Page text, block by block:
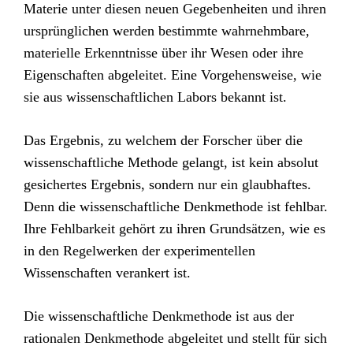
Materie unter diesen neuen Gegebenheiten und ihren
ursprünglichen werden bestimmte wahrnehmbare,
materielle Erkenntnisse über ihr Wesen oder ihre
Eigenschaften abgeleitet. Eine Vorgehensweise, wie
sie aus wissenschaftlichen Labors bekannt ist.
Das Ergebnis, zu welchem der Forscher über die
wissenschaftliche Methode gelangt, ist kein absolut
gesichertes Ergebnis, sondern nur ein glaubhaftes.
Denn die wissenschaftliche Denkmethode ist fehlbar.
Ihre Fehlbarkeit gehört zu ihren Grundsätzen, wie es
in den Regelwerken der experimentellen
Wissenschaften verankert ist.
Die wissenschaftliche Denkmethode ist aus der
rationalen Denkmethode abgeleitet und stellt für sich